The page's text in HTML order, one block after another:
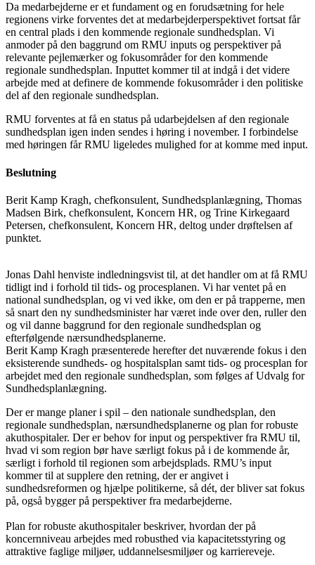
Da medarbejderne er et fundament og en forudsætning for hele
regionens virke forventes det at medarbejderperspektivet fortsat får
en central plads i den kommende regionale sundhedsplan. Vi
anmoder på den baggrund om RMU inputs og perspektiver på
relevante pejlemærker og fokusområder for den kommende
regionale sundhedsplan. Inputtet kommer til at indgå i det videre
arbejde med at definere de kommende fokusområder i den politiske
del af den regionale sundhedsplan.
RMU forventes at få en status på udarbejdelsen af den regionale
sundhedsplan igen inden sendes i høring i november. I forbindelse
med høringen får RMU ligeledes mulighed for at komme med input.
Beslutning
Berit Kamp Kragh, chefkonsulent, Sundhedsplanlægning, Thomas
Madsen Birk, chefkonsulent, Koncern HR, og Trine Kirkegaard
Petersen, chefkonsulent, Koncern HR, deltog under drøftelsen af
punktet.
Jonas Dahl henviste indledningsvist til, at det handler om at få RMU
tidligt ind i forhold til tids- og procesplanen. Vi har ventet på en
national sundhedsplan, og vi ved ikke, om den er på trapperne, men
så snart den ny sundhedsminister har været inde over den, ruller den
og vil danne baggrund for den regionale sundhedsplan og
efterfølgende nærsundhedsplanerne.
Berit Kamp Kragh præsenterede herefter det nuværende fokus i den
eksisterende sundheds- og hospitalsplan samt tids- og procesplan for
arbejdet med den regionale sundhedsplan, som følges af Udvalg for
Sundhedsplanlægning.
Der er mange planer i spil – den nationale sundhedsplan, den
regionale sundhedsplan, nærsundhedsplanerne og plan for robuste
akuthospitaler. Der er behov for input og perspektiver fra RMU til,
hvad vi som region bør have særligt fokus på i de kommende år,
særligt i forhold til regionen som arbejdsplads. RMU’s input
kommer til at supplere den retning, der er angivet i
sundhedsreformen og hjælpe politikerne, så dét, der bliver sat fokus
på, også bygger på perspektiver fra medarbejderne.
Plan for robuste akuthospitaler beskriver, hvordan der på
koncernniveau arbejdes med robusthed via kapacitetsstyring og
attraktive faglige miljøer, uddannelsesmiljøer og karriereveje.